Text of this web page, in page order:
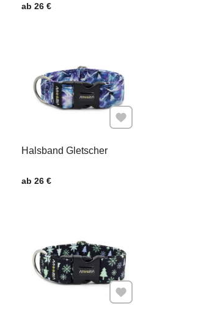
Preis mit MwSt.
ab 26 €
hinzufügen
Halsband Gletscher
Preis mit MwSt.
ab 26 €
Zu Favoriten hinzufügen
hinzufügen Zu Favoriten hinzufügen